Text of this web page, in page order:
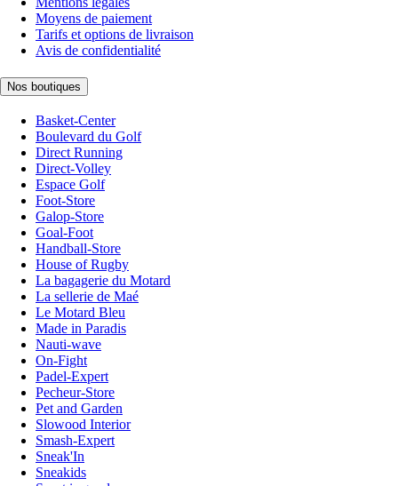
Moyens de paiement
Tarifs et options de livraison
Avis de confidentialité
Nos boutiques
Basket-Center
Boulevard du Golf
Direct Running
Direct-Volley
Espace Golf
Foot-Store
Galop-Store
Goal-Foot
Handball-Store
House of Rugby
La bagagerie du Motard
La sellerie de Maé
Le Motard Bleu
Made in Paradis
Nauti-wave
On-Fight
Padel-Expert
Pecheur-Store
Pet and Garden
Slowood Interior
Smash-Expert
Sneak'In
Sneakids